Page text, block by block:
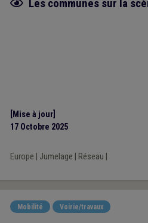
Les communes sur la
[Mise à jour]
17 Octobre 2025
Europe Jumelage Réseau
Mobilité Voirie/travaux